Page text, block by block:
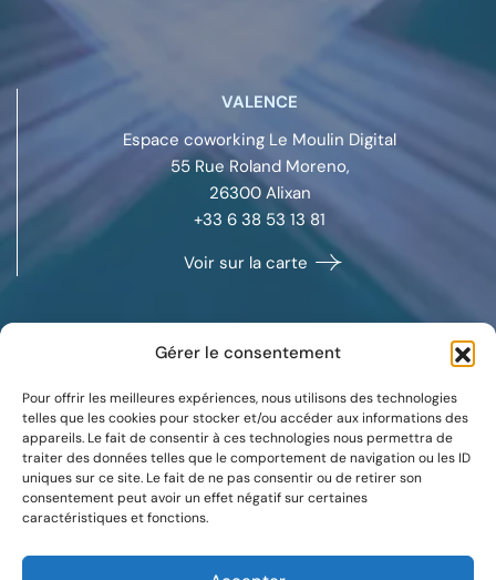
Gérer le consentement
Pour offrir les meilleures expériences, nous utilisons des technologies
telles que les cookies pour stocker et/ou accéder aux informations des
appareils. Le fait de consentir à ces technologies nous permettra de
traiter des données telles que le comportement de navigation ou les ID
uniques sur ce site. Le fait de ne pas consentir ou de retirer son
consentement peut avoir un effet négatif sur certaines
caractéristiques et fonctions.
VALENCE
Espace coworking Le Moulin Digital
55 Rue Roland Moreno,
26300 Alixan
+33 6 38 53 13 81
Voir sur la carte
Space Coworking
132 boulevard Michelet,
13008 Marseille
+33 7 88 37 09 59